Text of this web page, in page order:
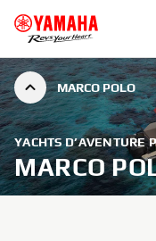
MARCO POLO
YACHTS D’AVENTURE
MARCO